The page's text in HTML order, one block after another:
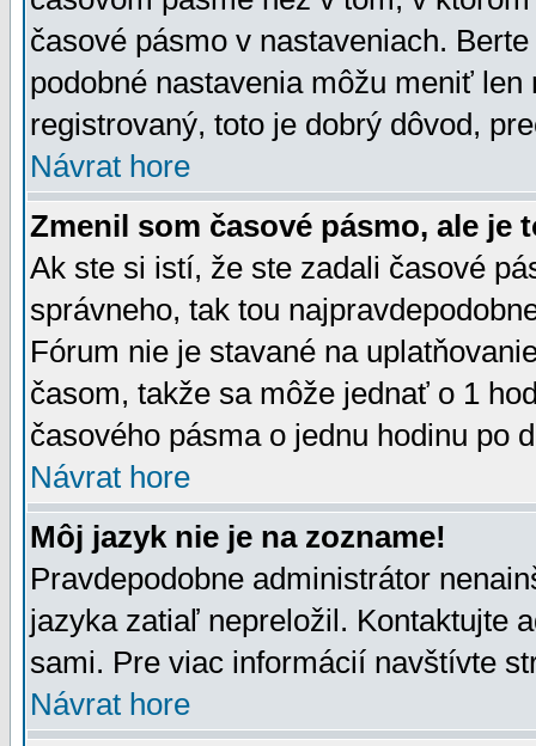
časové pásmo v nastaveniach.
podobné nastavenia môžu meniť
registrovaný, toto je dobrý dôvod,
Návrat hore
Zmenil som časové pásmo, ale je
Ak ste si istí, že ste zadali časové
správneho, tak tou
Fórum nie je stavané na
časom, takže sa môže jednať o 1
časového pásma o jednu hodinu po
Návrat hore
Môj jazyk nie je na zozname!
Pravdepodobne administrátor
jazyka zatiaľ nepreložil. Kontaktujte
sami. Pre viac informácií navštívte
Návrat hore